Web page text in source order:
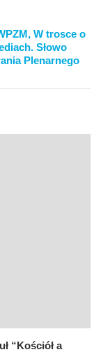
W trosce o
Słowo
Plenarnego
“Kościół a